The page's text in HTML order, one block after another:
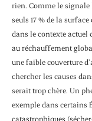
rien. Comme le signale
seuls 17 % de la
dans le contexte actuel
au réchauffement
une faible couverture
chercher les causes
serait trop chère. Un
exemple dans certains
catastrophiques